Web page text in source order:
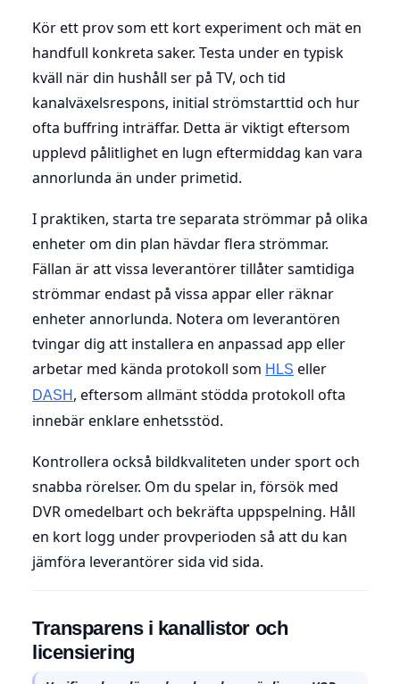
Kör ett prov som ett kort experiment och mät en
handfull konkreta saker. Testa under en typisk
kväll när din hushåll ser på TV, och tid
kanalväxelsrespons, initial strömstarttid och hur
ofta buffring inträffar. Detta är viktigt eftersom
upplevd pålitlighet en lugn eftermiddag kan vara
annorlunda än under primetid.
I praktiken, starta tre separata strömmar på olika
enheter om din plan hävdar flera strömmar.
Fällan är att vissa leverantörer tillåter samtidiga
strömmar endast på vissa appar eller räknar
enheter annorlunda. Notera om leverantören
tvingar dig att installera en anpassad app eller
arbetar med kända protokoll som HLS eller
DASH , eftersom allmänt stödda protokoll ofta
innebär enklare enhetsstöd.
Kontrollera också bildkvaliteten under sport och
snabba rörelser. Om du spelar in, försök med
DVR omedelbart och bekräfta uppspelning. Håll
en kort logg under provperioden så att du kan
jämföra leverantörer sida vid sida.
Transparens i kanallistor och
licensiering